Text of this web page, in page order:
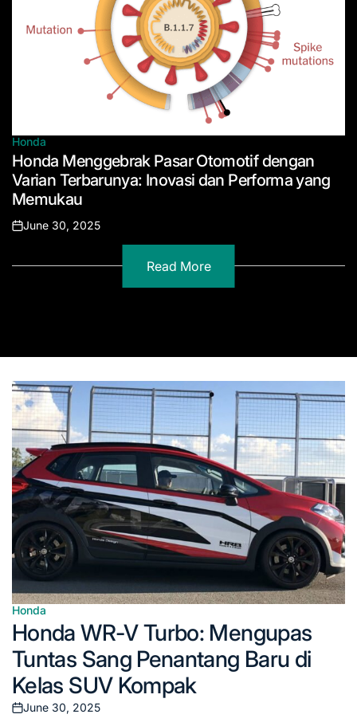
Posted
in
Honda
Honda Menggebrak Pasar Otomotif dengan
Varian Terbarunya: Inovasi dan Performa yang
Memukau
Posted
June 30, 2025
Read More
Posted
in
Honda
Honda WR-V Turbo: Mengupas
Tuntas Sang Penantang Baru di
Kelas SUV Kompak
Posted
June 30, 2025